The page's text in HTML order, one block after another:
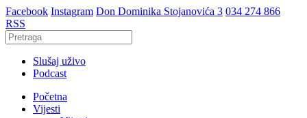
Facebook Instagram Don Dominika Stojanovića 3 034 274 866
RSS
Slušaj uživo
Podcast
Početna
Vijesti